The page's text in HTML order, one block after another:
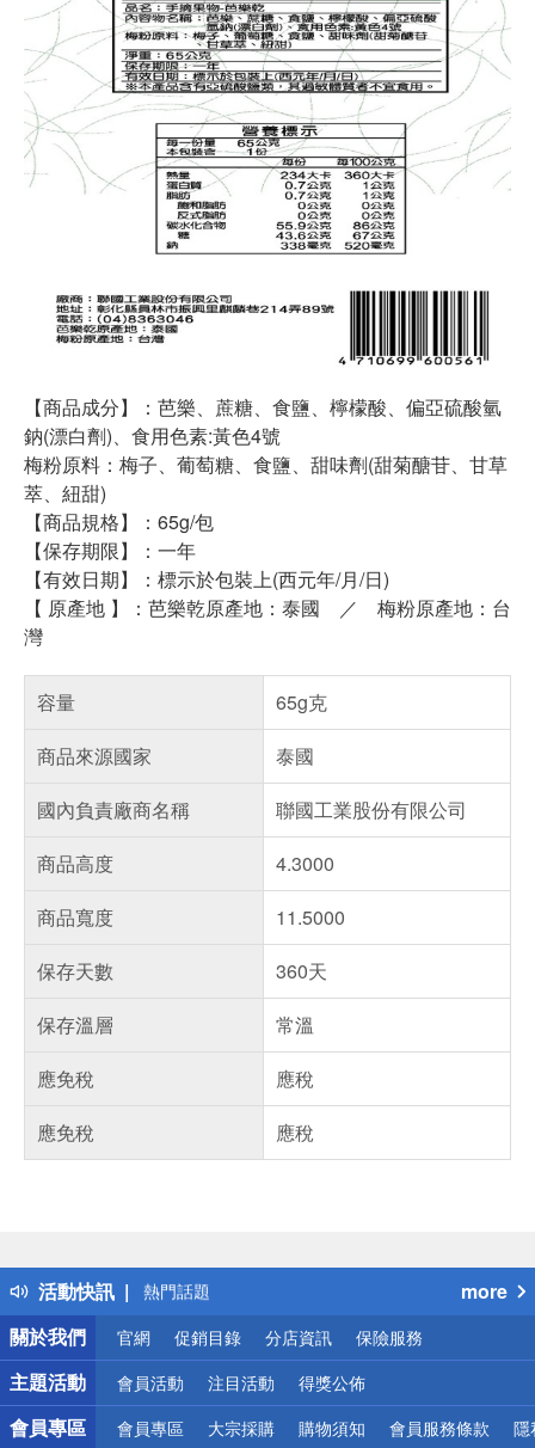
【商品成分】：芭樂、蔗糖、食鹽、檸檬酸、偏亞硫酸氫
鈉(漂白劑)、食用色素:黃色4號
梅粉原料：梅子、葡萄糖、食鹽、甜味劑(甜菊醣苷、甘草
萃、紐甜)
【商品規格】：65g/包
【保存期限】：一年
【有效日期】：標示於包裝上(西元年/月/日)
【 原產地 】：芭樂乾原產地：泰國 ／ 梅粉原產地：台
灣
容量
65g克
商品來源國家
泰國
國內負責廠商名稱
聯國工業股份有限公司
商品高度
4.3000
商品寬度
11.5000
保存天數
360天
保存溫層
常溫
應免稅
應稅
應免稅
應稅
活動快訊
得獎公告
熱門話題
銀行優惠
偏遠地區配送
詐騙網頁！請小心！
more
關於我們
官網 促銷目錄 分店資訊 保險服務
主題活動 會員活動 注目活動 得獎公佈
會員專區 會員專區 大宗採購 購物須知 會員服務條款 隱